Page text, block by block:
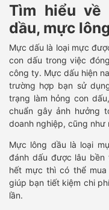
Tìm hiểu về
dầu, mực
Mực dấu là loại mực
con dấu trong việc
công ty. Mực dấu hiện
trường hợp bạn sử
trạng làm hỏng con
chuẩn gây ảnh hưởng
doanh nghiệp, cũng
Mực lông dầu là loại
đánh dấu được lâu
hết mực thì có thể
giúp bạn tiết kiệm chi
lần.